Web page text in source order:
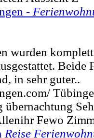
-
wurden
Beide
in sehr guter..
Fewo
Reise